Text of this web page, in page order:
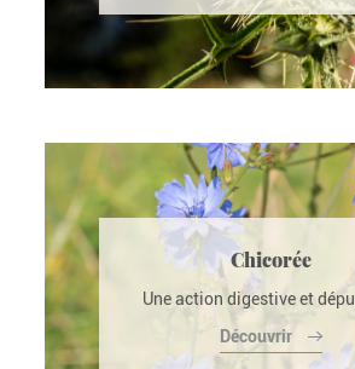
Chicorée
Une action digestive et
Découvrir